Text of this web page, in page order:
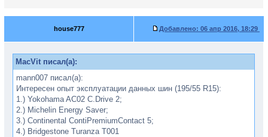
house777 Добавлено: 06 апр 2016, 18:29
MacVit писал(а):
mann007 писал(а):
Интересен опыт эксплуатации данных шин (195/55 R15):
1.) Yokohama AC02 C.Drive 2;
2.) Michelin Energy Saver;
3.) Continental ContiPremiumContact 5;
4.) Bridgestone Turanza T001